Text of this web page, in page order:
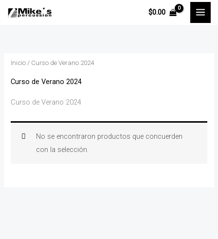
$0.00
Inicio / Curso de Verano 2024
Curso de Verano 2024
Curso de Verano 2024
No se encontraron productos que concuerden
con la selección.